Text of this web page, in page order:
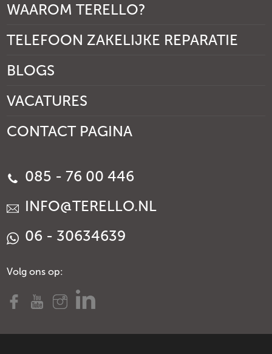
WAAROM TERELLO?
TELEFOON ZAKELIJKE REPARATIE
BLOGS
VACATURES
CONTACT PAGINA
085 - 76 00 446
INFO@TERELLO.NL
06 - 30634639
Volg ons op: